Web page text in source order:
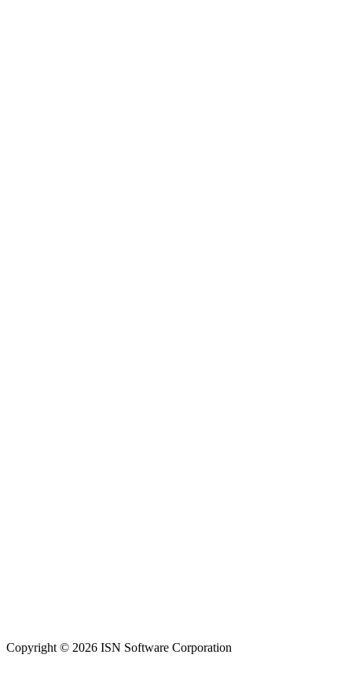
Copyright © 2026 ISN Software Corporation